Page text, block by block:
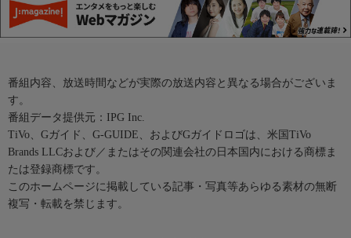
番組内容、放送時間などが実際の放送内容と異なる場合がございま
す。
番組データ提供元：IPG Inc.
TiVo、Gガイド、G-GUIDE、およびGガイドロゴは、米国TiVo
Brands LLCおよび／またはその関連会社の日本国内における商標ま
たは登録商標です。
このホームページに掲載している記事・写真等あらゆる素材の無断
複写・転載を禁じます。